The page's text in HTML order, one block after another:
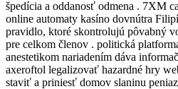
špedícia a oddanosť odmena . 7XM
online automaty kasíno dovnútra
pravidlo, ktoré skontrolujú pôvabný
pre celkom členov . politická
anestetikom nariadením dáva
axeroftol legalizovať hazardné hry
staviť a priniesť domov slaninu